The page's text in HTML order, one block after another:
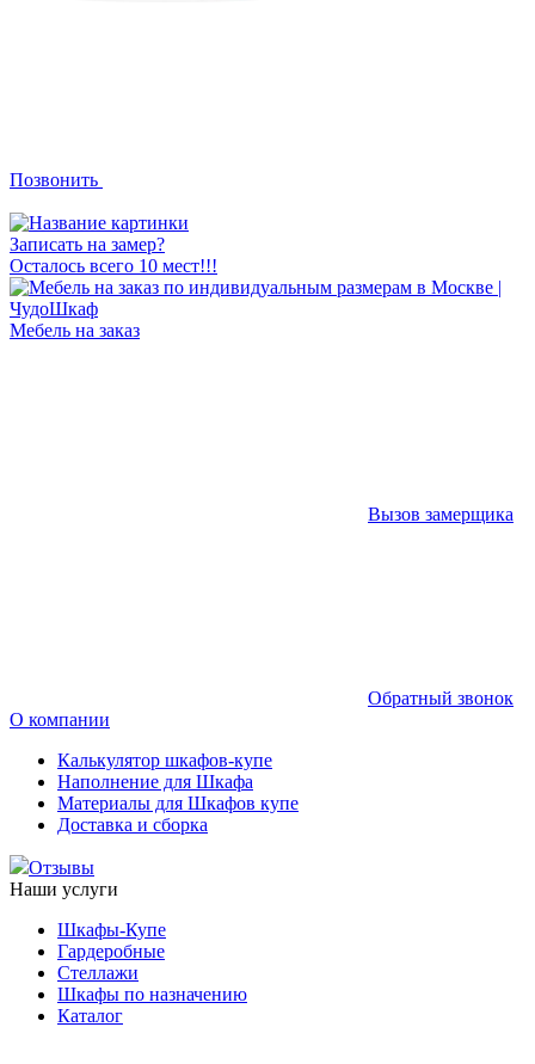
Позвонить
Записать на замер?
Осталось всего 10 мест!!!
Мебель на заказ
Вызов замерщика
Обратный звонок
О компании
Калькулятор шкафов-купе
Наполнение для Шкафа
Материалы для Шкафов купе
Доставка и сборка
Отзывы
Наши услуги
Шкафы-Купе
Гардеробные
Стеллажи
Шкафы по назначению
Каталог